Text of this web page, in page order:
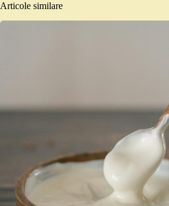
Articole similare